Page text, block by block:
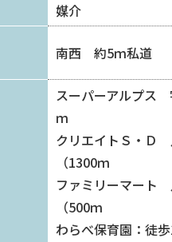
媒介
南西 約5ｍ私道
スーパーアルプス
ｍ
クリエイトＳ・Ｄ
（1300ｍ
ファミリーマート
（500ｍ
わらべ保育園：徒